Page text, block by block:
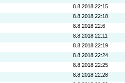
8.8.2018 22:15
8.8.2018 22:18
8.8.2018 22:6
8.8.2018 22:11
8.8.2018 22:19
8.8.2018 22:24
8.8.2018 22:25
8.8.2018 22:28